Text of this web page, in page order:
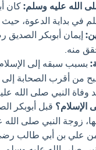
الله عليه وسلم: كان
في بداية الدعوة،
إيمان أبوبكر
منه.
بسبب سبقه إلى
من أقرب الصحابة
وفاة النبي صلى الله
الإسلام؟ قبل أبوبكر
زوجة النبي صلى
علي بن أبي طالب